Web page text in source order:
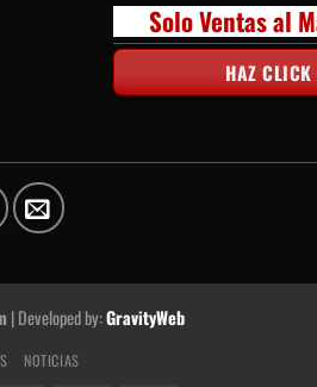
Solo Ventas al
HAZ CLICK
| Developed by:GravityWeb
NOTICIAS